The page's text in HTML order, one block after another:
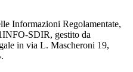
Informazioni Regolamentate,
SDIR, gestito da
in via L. Mascheroni 19,